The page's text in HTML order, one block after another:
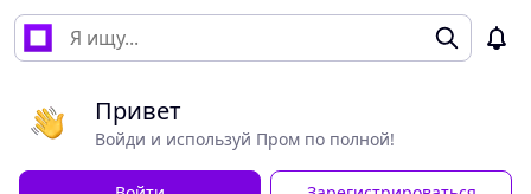
Привет
Войди и используй Пром по полной!